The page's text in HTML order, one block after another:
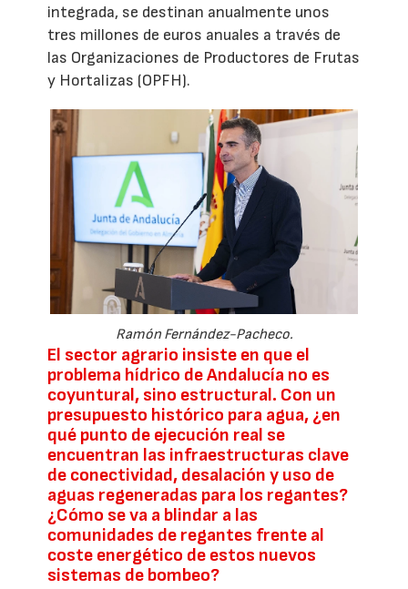
integrada, se destinan anualmente unos
tres millones de euros anuales a través de
las Organizaciones de Productores de Frutas
y Hortalizas (OPFH).
Ramón Fernández-Pacheco.
El sector agrario insiste en que el
problema hídrico de Andalucía no es
coyuntural, sino estructural. Con un
presupuesto histórico para agua, ¿en
qué punto de ejecución real se
encuentran las infraestructuras clave
de conectividad, desalación y uso de
aguas regeneradas para los regantes?
¿Cómo se va a blindar a las
comunidades de regantes frente al
coste energético de estos nuevos
sistemas de bombeo?